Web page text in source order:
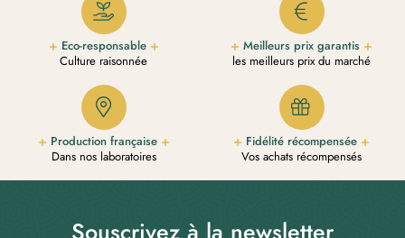
Eco-responsable
Culture raisonnée
Meilleurs prix garantis
les meilleurs prix du marché
Production française
Dans nos laboratoires
Fidélité récompensée
Vos achats récompensés